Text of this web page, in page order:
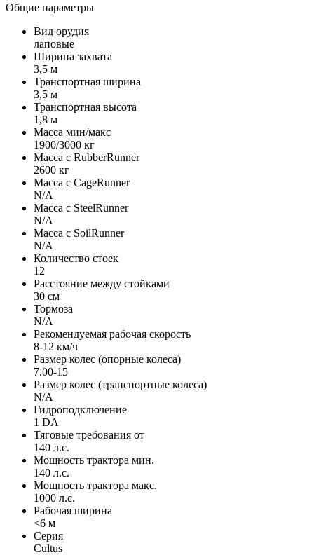
Общие параметры
Вид орудия
лаповые
Ширина захвата
3,5 м
Транспортная ширина
3,5 м
Транспортная высота
1,8 м
Масса мин/макс
1900/3000 кг
Масса с RubberRunner
2600 кг
Масса с CageRunner
N/A
Масса с SteelRunner
N/A
Масса с SoilRunner
N/A
Количество стоек
12
Расстояние между стойками
30 см
Тормоза
N/A
Рекомендуемая рабочая скорость
8-12 км/ч
Размер колес (опорные колеса)
7.00-15
Размер колес (транспортные колеса)
N/A
Гидроподключение
1 DA
Тяговые требования от
140 л.с.
Мощность трактора мин.
140 л.с.
Мощность трактора макс.
1000 л.с.
Рабочая ширина
<6 м
Серия
Cultus